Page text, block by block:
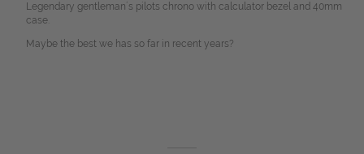
Legendary gentleman´s pilots chrono with calculator bezel and 40mm
case.
Maybe the best we has so far in recent years?